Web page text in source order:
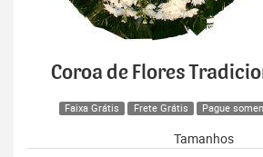
Coroa de Flores
Faixa Grátis Frete Grátis Pague
Tamanhos